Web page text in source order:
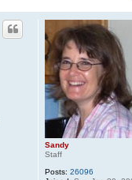
Sandy
Staff
Posts: 26096